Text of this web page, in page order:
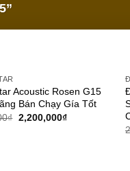
Add to
wishlist
Acoustic Rosen G15
Bán Chạy Gía Tốt
₫ 2,200,000₫